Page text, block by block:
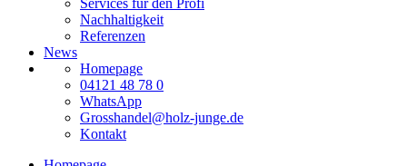
Nachhaltigkeit
Referenzen
News
Homepage
04121 48 78 0
WhatsApp
Grosshandel@holz-junge.de
Kontakt